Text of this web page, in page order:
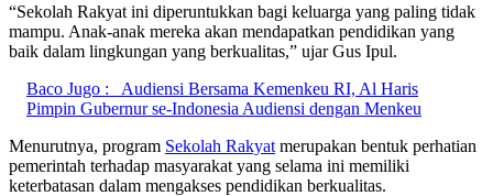
“Sekolah Rakyat ini diperuntukkan bagi keluarga yang paling tidak
mampu. Anak-anak mereka akan mendapatkan pendidikan yang
baik dalam lingkungan yang berkualitas,” ujar Gus Ipul.
Baco Jugo :
Audiensi Bersama Kemenkeu RI, Al Haris
Pimpin Gubernur se-Indonesia Audiensi dengan Menkeu
Menurutnya, program Sekolah Rakyat merupakan bentuk perhatian
pemerintah terhadap masyarakat yang selama ini memiliki
keterbatasan dalam mengakses pendidikan berkualitas.